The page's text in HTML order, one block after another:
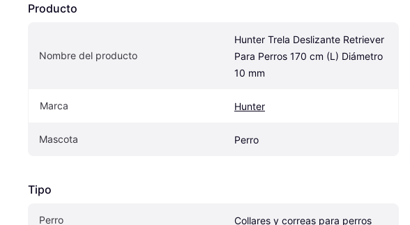
Producto
Nombre del producto
Hunter Trela Deslizante Retriever
Para Perros 170 cm (L) Diámetro
10 mm
Marca Hunter
Mascota Perro
Tipo
Perro Collares y correas para perros